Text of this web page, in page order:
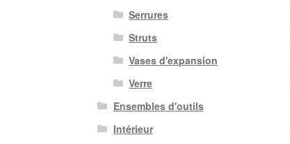
Serrures
Struts
Vases d'expansion
Verre
Ensembles d'outils
Intérieur